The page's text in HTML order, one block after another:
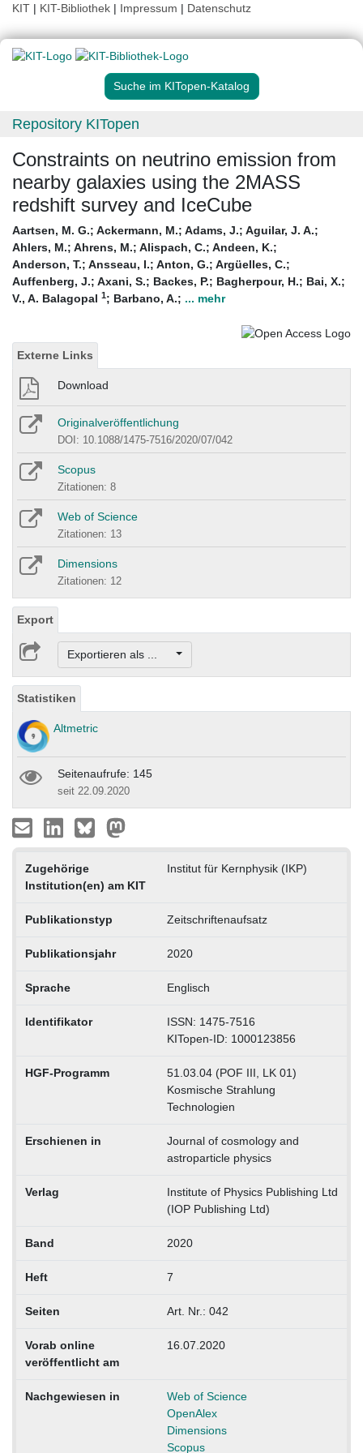
KIT | KIT-Bibliothek | Impressum | Datenschutz
Suche im KITopen-Katalog
Repository KITopen
Constraints on neutrino emission from
nearby galaxies using the 2MASS
redshift survey and IceCube
Aartsen, M. G.; Ackermann, M.; Adams, J.; Aguilar, J. A.;
Ahlers, M.; Ahrens, M.; Alispach, C.; Andeen, K.;
Anderson, T.; Ansseau, I.; Anton, G.; Argüelles, C.;
Auffenberg, J.; Axani, S.; Backes, P.; Bagherpour, H.; Bai, X.;
V., A. Balagopal 1; Barbano, A.; ... mehr
Externe Links
Download
Originalveröffentlichung
DOI: 10.1088/1475-7516/2020/07/042
Scopus
Zitationen: 8
Web of Science
Zitationen: 13
Dimensions
Zitationen: 12
Export
Exportieren als ...
Statistiken
Altmetric
Seitenaufrufe: 145
seit 22.09.2020
Zugehörige
Institution(en) am KIT
Institut für Kernphysik (IKP)
Publikationstyp Zeitschriftenaufsatz
Publikationsjahr 2020
Sprache Englisch
Identifikator
ISSN: 1475-7516
KITopen-ID: 1000123856
HGF-Programm
51.03.04 (POF III, LK 01)
Kosmische Strahlung
Technologien
Erschienen in
Journal of cosmology and
astroparticle physics
Verlag
Institute of Physics Publishing Ltd
(IOP Publishing Ltd)
Band 2020
Heft 7
Seiten Art. Nr.: 042
Vorab online
veröffentlicht am
16.07.2020
Nachgewiesen in
Web of Science
OpenAlex
Dimensions
Scopus